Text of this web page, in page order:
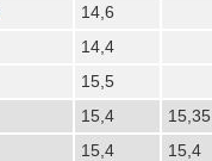
14,6
14,4
15,5
15,4
15,35
15,4 15,4